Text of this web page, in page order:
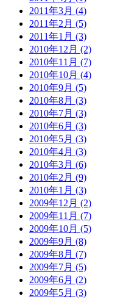
2011年3月 (4)
2011年2月 (5)
2011年1月 (3)
2010年12月 (2)
2010年11月 (7)
2010年10月 (4)
2010年9月 (5)
2010年8月 (3)
2010年7月 (3)
2010年6月 (3)
2010年5月 (3)
2010年4月 (3)
2010年3月 (6)
2010年2月 (9)
2010年1月 (3)
2009年12月 (2)
2009年11月 (7)
2009年10月 (5)
2009年9月 (8)
2009年8月 (7)
2009年7月 (5)
2009年6月 (2)
2009年5月 (3)